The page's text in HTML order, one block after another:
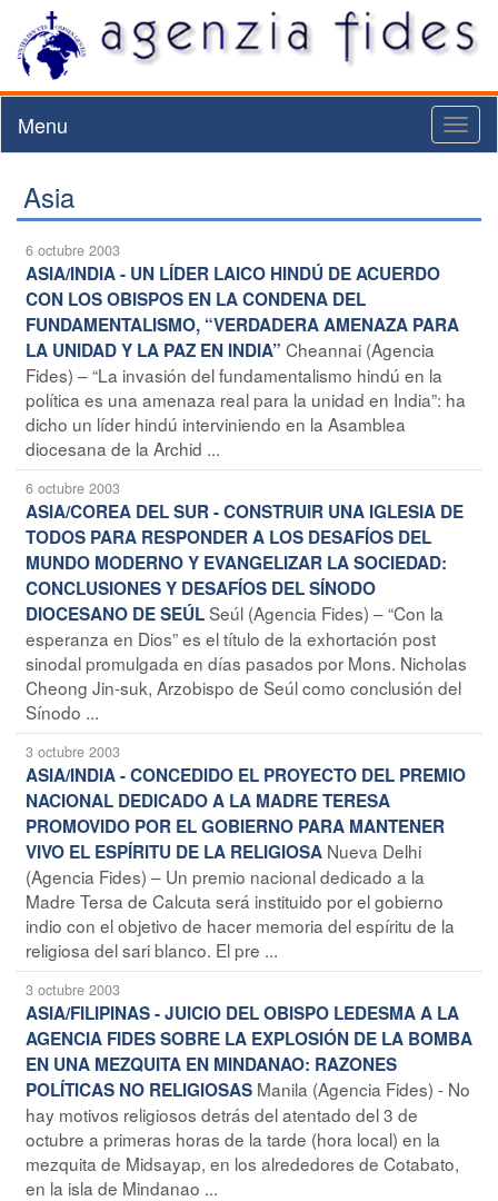
Menu
Asia
6 octubre 2003
ASIA/INDIA - UN LÍDER LAICO HINDÚ DE ACUERDO
CON LOS OBISPOS EN LA CONDENA DEL
FUNDAMENTALISMO, “VERDADERA AMENAZA PARA
LA UNIDAD Y LA PAZ EN INDIA” Cheannai (Agencia
Fides) – “La invasión del fundamentalismo hindú en la
política es una amenaza real para la unidad en India”: ha
dicho un líder hindú interviniendo en la Asamblea
diocesana de la Archid ...
6 octubre 2003
ASIA/COREA DEL SUR - CONSTRUIR UNA IGLESIA DE
TODOS PARA RESPONDER A LOS DESAFÍOS DEL
MUNDO MODERNO Y EVANGELIZAR LA SOCIEDAD:
CONCLUSIONES Y DESAFÍOS DEL SÍNODO
DIOCESANO DE SEÚLSeúl (Agencia Fides) – “Con la
esperanza en Dios” es el título de la exhortación post
sinodal promulgada en días pasados por Mons. Nicholas
Cheong Jin-suk, Arzobispo de Seúl como conclusión del
Sínodo ...
3 octubre 2003
ASIA/INDIA - CONCEDIDO EL PROYECTO DEL PREMIO
NACIONAL DEDICADO A LA MADRE TERESA
PROMOVIDO POR EL GOBIERNO PARA MANTENER
VIVO EL ESPÍRITU DE LA RELIGIOSA Nueva Delhi
(Agencia Fides) – Un premio nacional dedicado a la
Madre Tersa de Calcuta será instituido por el gobierno
indio con el objetivo de hacer memoria del espíritu de la
religiosa del sari blanco. El pre ...
3 octubre 2003
ASIA/FILIPINAS - JUICIO DEL OBISPO LEDESMA A LA
AGENCIA FIDES SOBRE LA EXPLOSIÓN DE LA BOMBA
EN UNA MEZQUITA EN MINDANAO: RAZONES
POLÍTICAS NO RELIGIOSAS Manila (Agencia Fides) - No
hay motivos religiosos detrás del atentado del 3 de
octubre a primeras horas de la tarde (hora local) en la
mezquita de Midsayap, en los alrededores de Cotabato,
en la isla de Mindanao ...